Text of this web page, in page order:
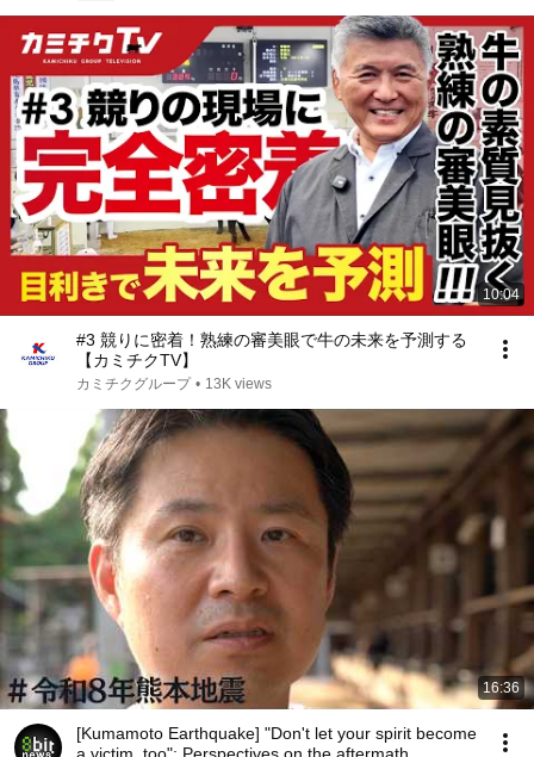
10:04
#3 競りに密着！熟練の審美眼で牛の未来を予測する
【カミチクTV】
カミチクグループ • 13K views
16:36
[Kumamoto Earthquake] "Don't let your spirit become